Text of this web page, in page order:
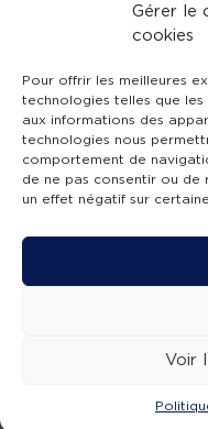
Gérer le
cookies
Pour offrir les meilleures
technologies telles que
aux informations des
technologies nous
comportement de
de ne pas consentir ou
un effet négatif sur
Voir
Mentions